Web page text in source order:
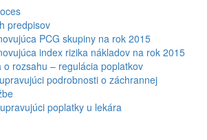
predpisov
PCG skupiny na rok 2015
index rizika nákladov na rok 2015
o rozsahu – regulácia poplatkov
podrobnosti o záchrannej
poplatky u lekára